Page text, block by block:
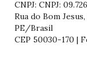
CNPJ: CNPJ:
Rua do Bom
PE/Brasil
CEP 50030-170 |